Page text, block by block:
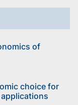
of
choice for